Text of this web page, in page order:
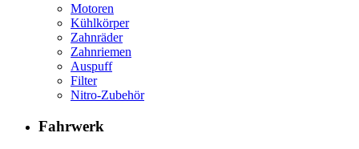
Motoren
Kühlkörper
Zahnräder
Zahnriemen
Auspuff
Filter
Nitro-Zubehör
Fahrwerk